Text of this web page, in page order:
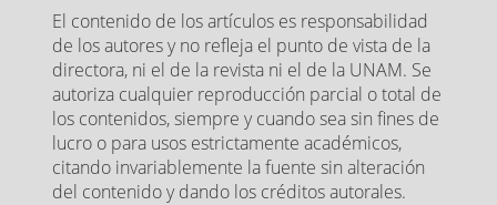
El contenido de los artículos es responsabilidad
de los autores y no refleja el punto de vista de la
directora, ni el de la revista ni el de la UNAM. Se
autoriza cualquier reproducción parcial o total de
los contenidos, siempre y cuando sea sin fines de
lucro o para usos estrictamente académicos,
citando invariablemente la fuente sin alteración
del contenido y dando los créditos autorales.